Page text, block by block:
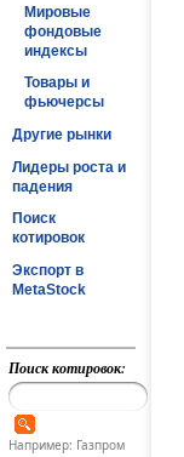
Мировые
фондовые
индексы
Товары и
фьючерсы
Другие рынки
Лидеры роста и
падения
Поиск
котировок
Экспорт в
MetaStock
Поиск котировок:
Например: Газпром